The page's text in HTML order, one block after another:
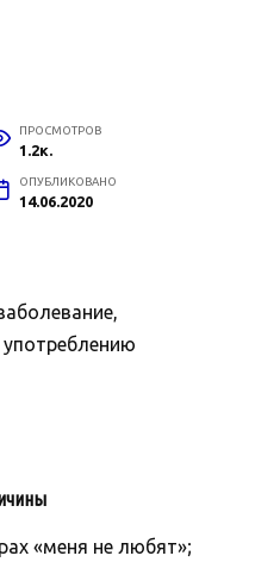
ПРОСМОТРОВ
1.2к.
ОПУБЛИКОВАНО
14.06.2020
употреблению
«меня не любят»;